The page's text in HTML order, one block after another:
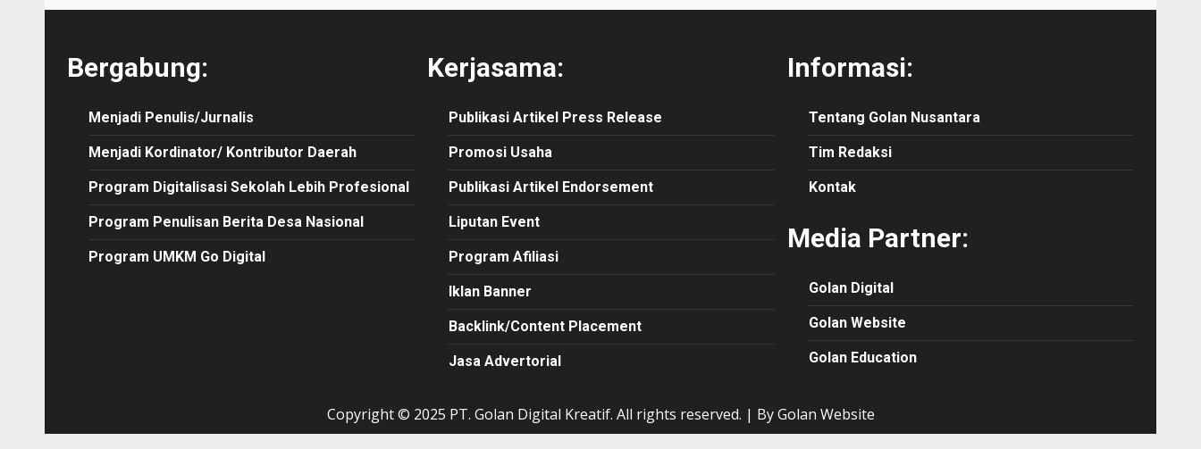
Bergabung:
Menjadi Penulis/Jurnalis
Menjadi Kordinator/ Kontributor Daerah
Program Digitalisasi Sekolah Lebih Profesional
Program Penulisan Berita Desa Nasional
Program UMKM Go Digital
Kerjasama:
Publikasi Artikel Press Release
Promosi Usaha
Publikasi Artikel Endorsement
Liputan Event
Program Afiliasi
Iklan Banner
Backlink/Content Placement
Jasa Advertorial
Informasi:
Tentang Golan Nusantara
Tim Redaksi
Kontak
Media Partner:
Golan Digital
Golan Website
Golan Education
Copyright © 2025 PT. Golan Digital Kreatif. All rights reserved. | By Golan Website